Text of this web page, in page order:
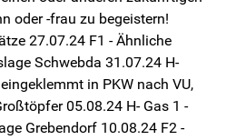
oder -frau zu begeistern!
27.07.24 F1 - Ähnliche
Schwebda 31.07.24 H-
in PKW nach VU,
05.08.24 H- Gas 1 -
Grebendorf 10.08.24 F2 -